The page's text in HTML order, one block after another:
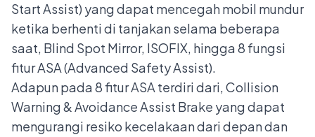
Start Assist) yang dapat mencegah mobil mundur
ketika berhenti di tanjakan selama beberapa
saat, Blind Spot Mirror, ISOFIX, hingga 8 fungsi
fitur ASA (Advanced Safety Assist).
Adapun pada 8 fitur ASA terdiri dari, Collision
Warning & Avoidance Assist Brake yang dapat
mengurangi resiko kecelakaan dari depan dan